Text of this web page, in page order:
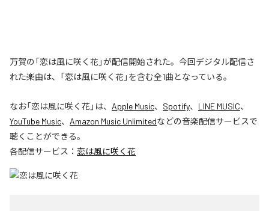
万賀の「恋は風に咲く花」が配信開始された。今回デジタル配信さ
れた楽曲は、「恋は風に咲く花」を含む全1曲となっている。
なお「恋は風に咲く花」は、 Apple Music、 Spotify、 LINE MUSIC、
YouTube Music、 Amazon Music Unlimitedなどの音楽配信サービスで
聴くことができる。
各配信サービス： 恋は風に咲く花